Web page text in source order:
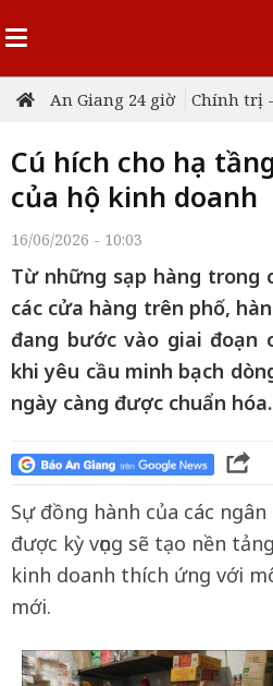
An Giang 24 giờ Chính trị
Cú hích cho hạ
của hộ kinh doanh
16/06/2026 - 10:03
Từ những sạp hàng trong
các cửa hàng trên phố,
đang bước vào giai đoạn
khi yêu cầu minh bạch
ngày càng được chuẩn hóa.
Sự đồng hành của các
được kỳ vọng sẽ tạo nền
kinh doanh thích ứng với
mới.